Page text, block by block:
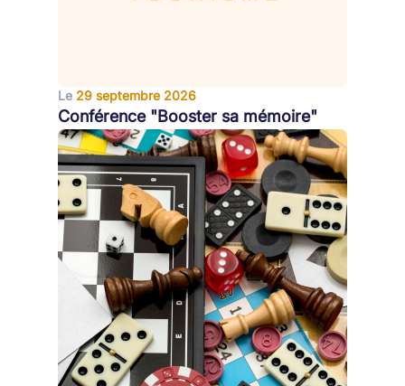
Le 29 septembre 2026
Conférence "Booster sa mémoire"